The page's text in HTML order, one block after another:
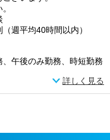
週平均40時間以内）
午後のみ勤務、時短勤務
詳しく見る